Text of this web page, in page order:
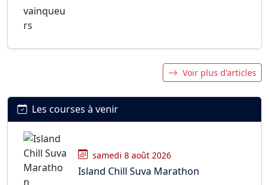
Voir plus d'articles
Les courses à venir
samedi 8 août 2026
Island Chill Suva Marathon